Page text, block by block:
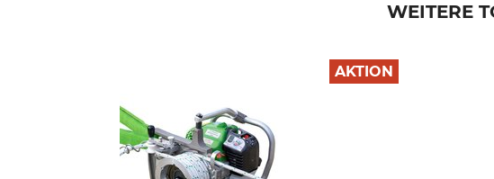
WEITERE
AKTION